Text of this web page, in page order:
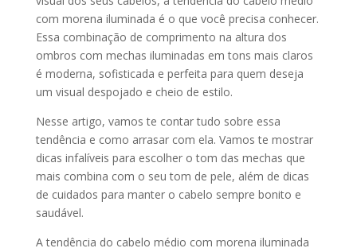
com morena iluminada é o que você precisa conhecer.
Essa combinação de comprimento na altura dos
ombros com mechas iluminadas em tons mais claros
é moderna, sofisticada e perfeita para quem deseja
um visual despojado e cheio de estilo.
Nesse artigo, vamos te contar tudo sobre essa
tendência e como arrasar com ela. Vamos te mostrar
dicas infalíveis para escolher o tom das mechas que
mais combina com o seu tom de pele, além de dicas
de cuidados para manter o cabelo sempre bonito e
saudável.
A tendência do cabelo médio com morena iluminada